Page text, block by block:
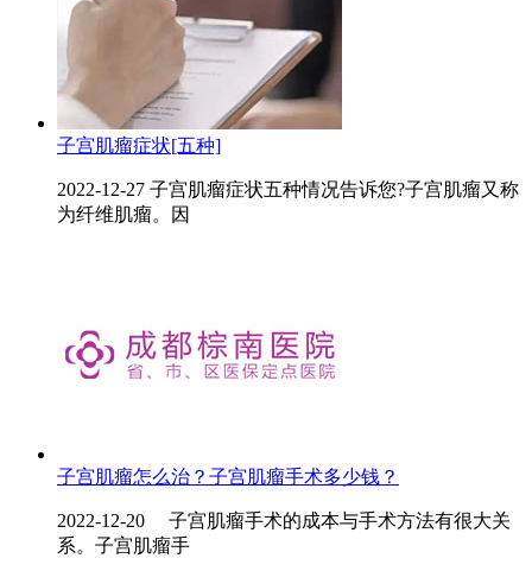
子宫肌瘤症状[五种]
2022-12-27 子宫肌瘤症状五种情况告诉您?子宫肌瘤又称
为纤维肌瘤。因
子宫肌瘤怎么治？子宫肌瘤手术多少钱？
2022-12-20 子宫肌瘤手术的成本与手术方法有很大关
系。子宫肌瘤手